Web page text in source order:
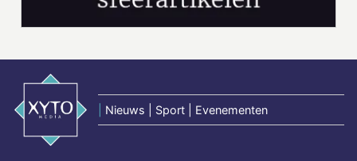
Nieuws | Sport | Evenementen